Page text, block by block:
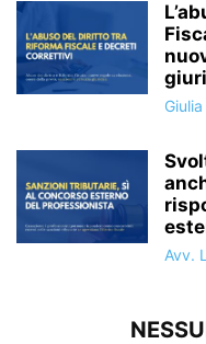
Avv.